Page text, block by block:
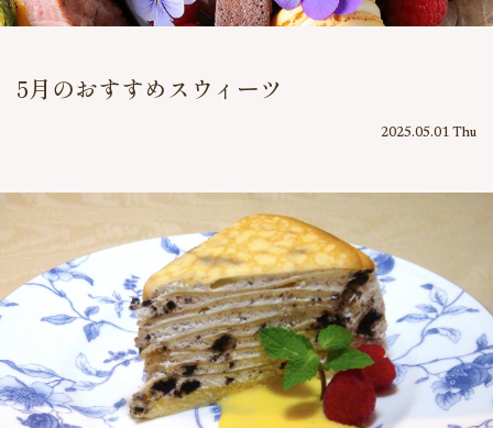
5月のおすすめスウィーツ
2025.05.01 Thu